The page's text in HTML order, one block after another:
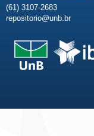
(61) 3107-2683
repositorio@unb.br